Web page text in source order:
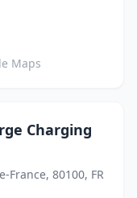
Maps
Charging
France, 80100, FR